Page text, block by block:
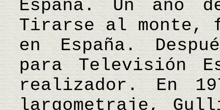
España. Un año
Tirarse al monte,
en España.
para Televisión
realizador. En
largometraje,